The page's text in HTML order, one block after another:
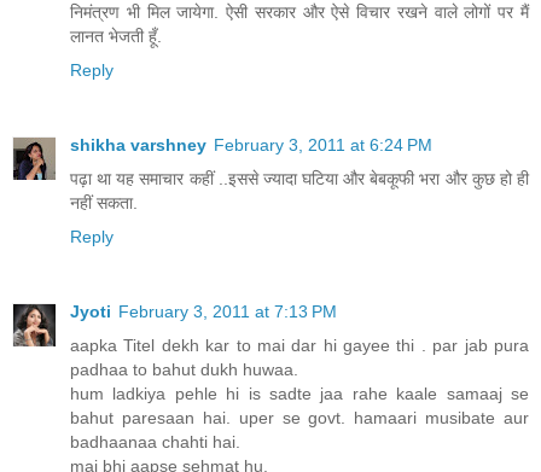
निमंत्रण भी मिल जायेगा. ऐसी सरकार और ऐसे विचार रखने वाले लोगों पर मैं
लानत भेजती हूँ.
Reply
shikha varshney February 3, 2011 at 6:24 PM
पढ़ा था यह समाचार कहीं ..इससे ज्यादा घटिया और बेबकूफी भरा और कुछ हो ही
नहीं सकता.
Reply
Jyoti February 3, 2011 at 7:13 PM
aapka Titel dekh kar to mai dar hi gayee thi . par jab pura
padhaa to bahut dukh huwaa.
hum ladkiya pehle hi is sadte jaa rahe kaale samaaj se
bahut paresaan hai. uper se govt. hamaari musibate aur
badhaanaa chahti hai.
mai bhi aapse sehmat hu.